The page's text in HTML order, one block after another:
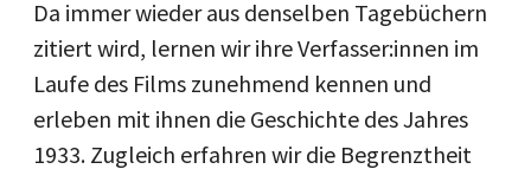
Da immer wieder aus denselben Tagebüchern
zitiert wird, lernen wir ihre Verfasser:innen im
Laufe des Films zunehmend kennen und
erleben mit ihnen die Geschichte des Jahres
1933. Zugleich erfahren wir die Begrenztheit